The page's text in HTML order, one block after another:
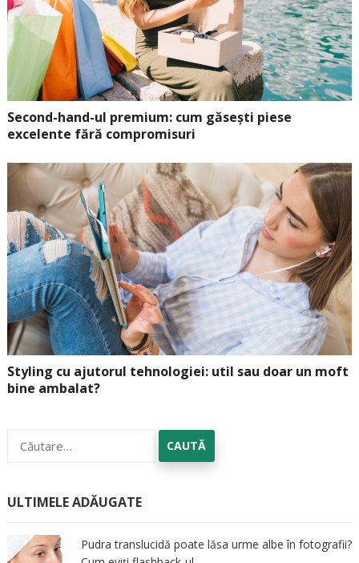
Second-hand-ul premium: cum găsești piese
excelente fără compromisuri
Styling cu ajutorul tehnologiei: util sau doar un moft
bine ambalat?
după:
ULTIMELE ADĂUGATE
Pudra translucidă poate lăsa urme albe în fotografii?